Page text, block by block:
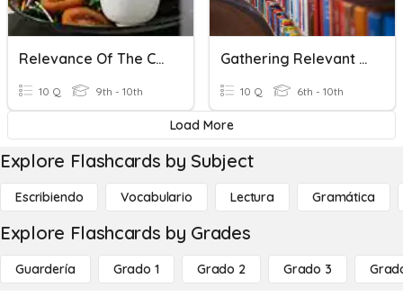
Relevance Of The Cookery Course
10 Q 9th - 10th
Gathering Relevant Information From Various Sources
10 Q 6th - 10th
Load More
Explore Flashcards by Subject
Escribiendo Vocabulario Lectura Gramática
Explore Flashcards by Grades
Guardería Grado 1 Grado 2 Grado 3